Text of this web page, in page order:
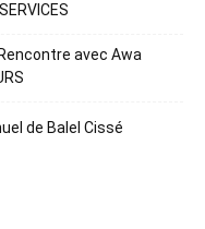
avec Awa
de Balel Cissé